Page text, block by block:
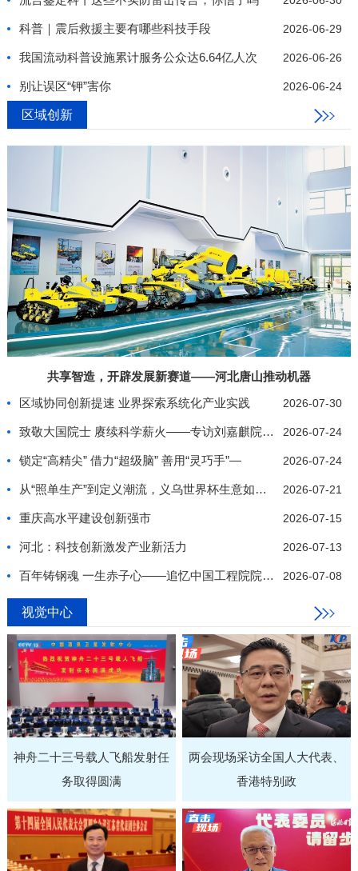
科普｜震后救援主要有哪些科技手段 2026-06-29
我国流动科普设施累计服务公众达6.64亿人次 2026-06-26
别让误区“钾”害你 2026-06-24
区域创新
共享智造，开辟发展新赛道——河北唐山推动机器
区域协同创新提速 业界探索系统化产业实践
2026-07-30
致敬大国院士 赓续科学薪火——专访刘嘉麒院士纪实 2026-07-24
锁定“高精尖” 借力“超级脑” 善用“灵巧手”— 2026-07-24
从“照单生产”到定义潮流，义乌世界杯生意如何推陈 2026-07-21
重庆高水平建设创新强市 2026-07-15
河北：科技创新激发产业新活力 2026-07-13
百年铸钢魂 一生赤子心——追忆中国工程院院士、我 2026-07-08
视觉中心
神舟二十三号载人飞船发射任
务取得圆满
两会现场采访全国人大代表、
香港特别政